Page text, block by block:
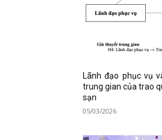
Lãnh đạo phục vụ
trung gian của trao
sạn
05/03/2026